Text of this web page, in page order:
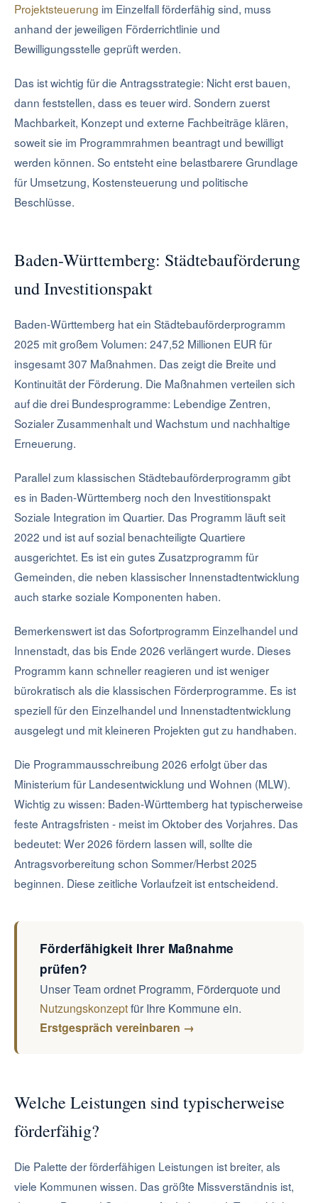
Projektsteuerung im Einzelfall förderfähig sind, muss
anhand der jeweiligen Förderrichtlinie und
Bewilligungsstelle geprüft werden.
Das ist wichtig für die Antragsstrategie: Nicht erst bauen,
dann feststellen, dass es teuer wird. Sondern zuerst
Machbarkeit, Konzept und externe Fachbeiträge klären,
soweit sie im Programmrahmen beantragt und bewilligt
werden können. So entsteht eine belastbarere Grundlage
für Umsetzung, Kostensteuerung und politische
Beschlüsse.
Baden-Württemberg: Städtebauförderung
und Investitionspakt
Baden-Württemberg hat ein Städtebauförderprogramm
2025 mit großem Volumen: 247,52 Millionen EUR für
insgesamt 307 Maßnahmen. Das zeigt die Breite und
Kontinuität der Förderung. Die Maßnahmen verteilen sich
auf die drei Bundesprogramme: Lebendige Zentren,
Sozialer Zusammenhalt und Wachstum und nachhaltige
Erneuerung.
Parallel zum klassischen Städtebauförderprogramm gibt
es in Baden-Württemberg noch den Investitionspakt
Soziale Integration im Quartier. Das Programm läuft seit
2022 und ist auf sozial benachteiligte Quartiere
ausgerichtet. Es ist ein gutes Zusatzprogramm für
Gemeinden, die neben klassischer Innenstadtentwicklung
auch starke soziale Komponenten haben.
Bemerkenswert ist das Sofortprogramm Einzelhandel und
Innenstadt, das bis Ende 2026 verlängert wurde. Dieses
Programm kann schneller reagieren und ist weniger
bürokratisch als die klassischen Förderprogramme. Es ist
speziell für den Einzelhandel und Innenstadtentwicklung
ausgelegt und mit kleineren Projekten gut zu handhaben.
Die Programmausschreibung 2026 erfolgt über das
Ministerium für Landesentwicklung und Wohnen (MLW).
Wichtig zu wissen: Baden-Württemberg hat typischerweise
feste Antragsfristen - meist im Oktober des Vorjahres. Das
bedeutet: Wer 2026 fördern lassen will, sollte die
Antragsvorbereitung schon Sommer/Herbst 2025
beginnen. Diese zeitliche Vorlaufzeit ist entscheidend.
Förderfähigkeit Ihrer Maßnahme
prüfen?
Unser Team ordnet Programm, Förderquote und
Nutzungskonzeptfür Ihre Kommune ein.
Erstgespräch vereinbaren →
Welche Leistungen sind typischerweise
förderfähig?
Die Palette der förderfähigen Leistungen ist breiter, als
viele Kommunen wissen. Das größte Missverständnis ist,